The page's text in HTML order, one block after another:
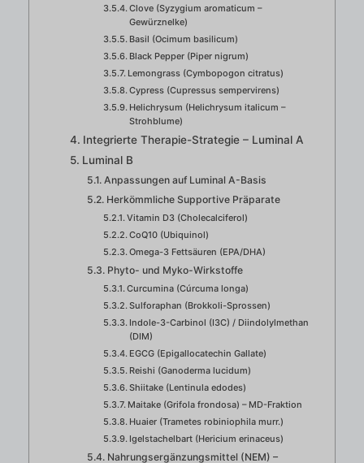
Clove (Syzygium aromaticum –
Gewürznelke)
Basil (Ocimum basilicum)
Black Pepper (Piper nigrum)
Lemongrass (Cymbopogon citratus)
Cypress (Cupressus sempervirens)
Helichrysum (Helichrysum italicum –
Strohblume)
Integrierte Therapie-Strategie – Luminal A
Luminal B
Anpassungen auf Luminal A-Basis
Herkömmliche Supportive Präparate
Vitamin D3 (Cholecalciferol)
CoQ10 (Ubiquinol)
Omega-3 Fettsäuren (EPA/DHA)
Phyto- und Myko-Wirkstoffe
Curcumina (Cúrcuma longa)
Sulforaphan (Brokkoli-Sprossen)
Indole-3-Carbinol (I3C) / Diindolylmethan
(DIM)
EGCG (Epigallocatechin Gallate)
Reishi (Ganoderma lucidum)
Shiitake (Lentinula edodes)
Maitake (Grifola frondosa) – MD-Fraktion
Huaier (Trametes robiniophila murr.)
Igelstachelbart (Hericium erinaceus)
Nahrungsergänzungsmittel (NEM) –